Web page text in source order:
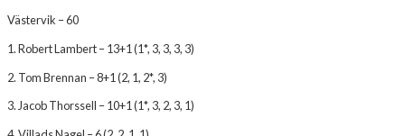
Västervik – 60
1. Robert Lambert – 13+1 (1*, 3, 3, 3, 3)
2. Tom Brennan – 8+1 (2, 1, 2*, 3)
3. Jacob Thorssell – 10+1 (1*, 3, 2, 3, 1)